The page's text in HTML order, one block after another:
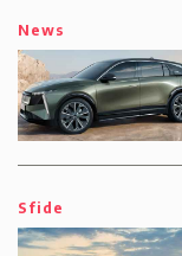
News
Sfide